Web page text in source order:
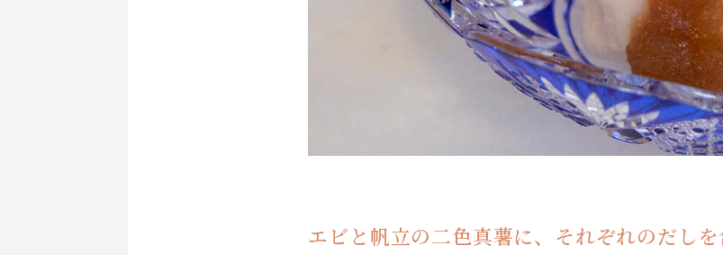
エビと帆立の二色真薯に、それぞれのだしを